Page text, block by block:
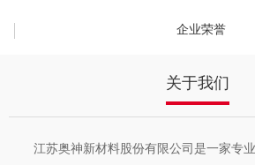
企业荣誉
关于我们
江苏奥神新材料股份有限公司是一家专